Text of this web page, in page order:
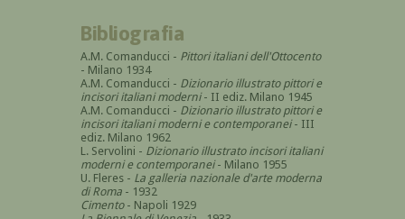
Bibliografia
A.M. Comanducci - Pittori italiani dell'Ottocento
- Milano 1934
A.M. Comanducci - Dizionario illustrato pittori e
incisori italiani moderni- II ediz. Milano 1945
A.M. Comanducci - Dizionario illustrato pittori e
incisori italiani moderni e contemporanei- III
ediz. Milano 1962
L. Servolini - Dizionario illustrato incisori italiani
moderni e contemporanei- Milano 1955
U. Fleres - La galleria nazionale d'arte moderna
di Roma - 1932
Cimento- Napoli 1929